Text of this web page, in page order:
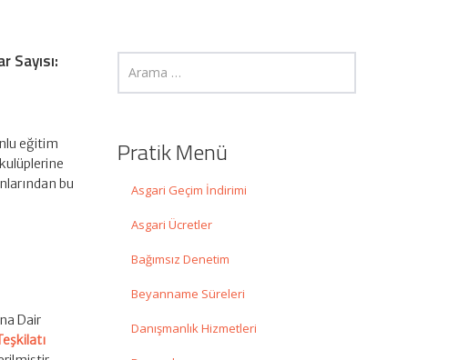
eğitim
bu
Dair
Pratik Menü
Asgari Geçim İndirimi
Asgari Ücretler
Bağımsız Denetim
Beyanname Süreleri
Danışmanlık Hizmetleri